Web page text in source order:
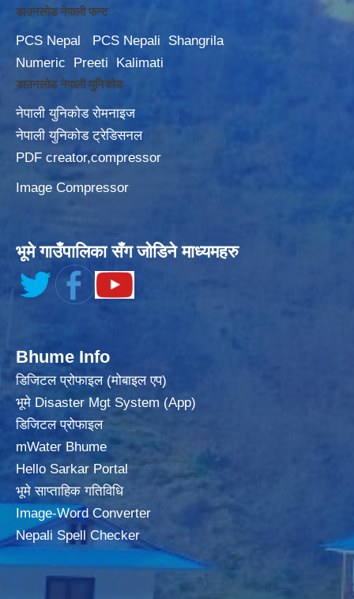
डाउनलोड नेपाली फन्ट
PCS Nepal PCS Nepali
Shangrila
Numeric
Preeti Kalimati
डाउनलोड नेपाली युनिकोड
नेपाली युनिकोड रोमनाइज
नेपाली युनिकोड ट्रेडिसनल
PDF creator,compressor
Image Compressor
भूमे गाउँपालिका सँग जोडिने माध्यमहरु
Bhume Info
डिजिटल प्रोफाइल (मोबाइल एप)
भूमे Disaster Mgt System (App)
डिजिटल प्रोफाइल
mWater Bhume
Hello Sarkar Portal
भूमे साप्ताहिक गतिविधि
Image-Word Converter
Nepali Spell Checker